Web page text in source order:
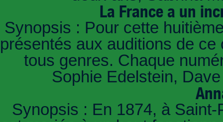
La France a un
Synopsis : Pour cette
présentés aux auditions de
tous genres. Chaque
Sophie Edelstein,
Synopsis : En 1874, à